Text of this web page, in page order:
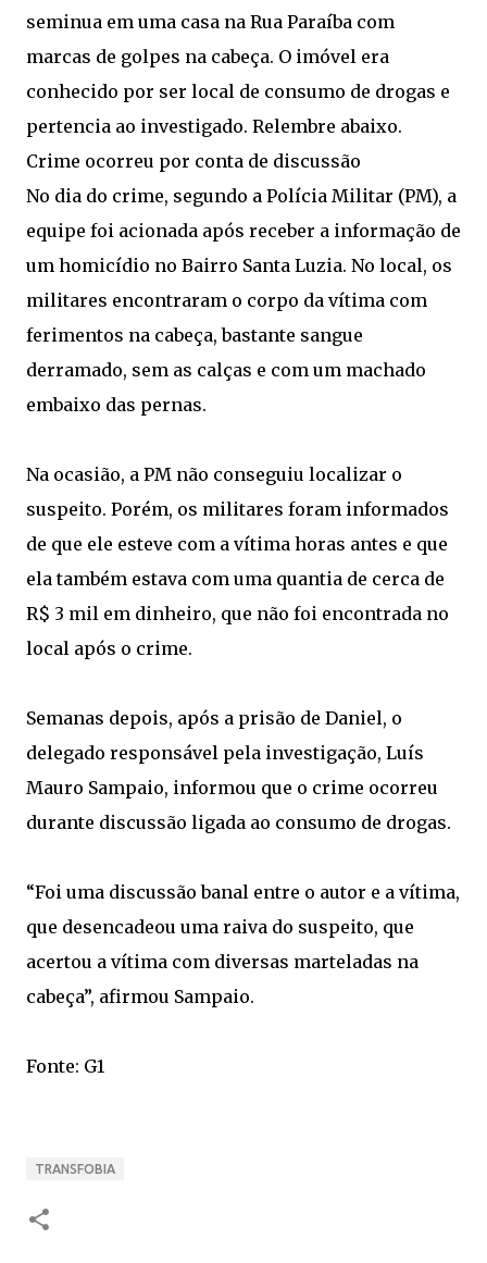
seminua em uma casa na Rua Paraíba com
marcas de golpes na cabeça. O imóvel era
conhecido por ser local de consumo de drogas e
pertencia ao investigado. Relembre abaixo.
Crime ocorreu por conta de discussão
No dia do crime, segundo a Polícia Militar (PM), a
equipe foi acionada após receber a informação de
um homicídio no Bairro Santa Luzia. No local, os
militares encontraram o corpo da vítima com
ferimentos na cabeça, bastante sangue
derramado, sem as calças e com um machado
embaixo das pernas.
Na ocasião, a PM não conseguiu localizar o
suspeito. Porém, os militares foram informados
de que ele esteve com a vítima horas antes e que
ela também estava com uma quantia de cerca de
R$ 3 mil em dinheiro, que não foi encontrada no
local após o crime.
Semanas depois, após a prisão de Daniel, o
delegado responsável pela investigação, Luís
Mauro Sampaio, informou que o crime ocorreu
durante discussão ligada ao consumo de drogas.
“Foi uma discussão banal entre o autor e a vítima,
que desencadeou uma raiva do suspeito, que
acertou a vítima com diversas marteladas na
cabeça”, afirmou Sampaio.
Fonte: G1
TRANSFOBIA